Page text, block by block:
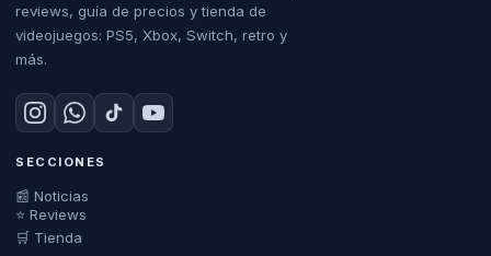
reviews, guía de precios y tienda de
videojuegos: PS5, Xbox, Switch, retro y
más.
SECCIONES
📰 Noticias
⭐ Reviews
🛒 Tienda